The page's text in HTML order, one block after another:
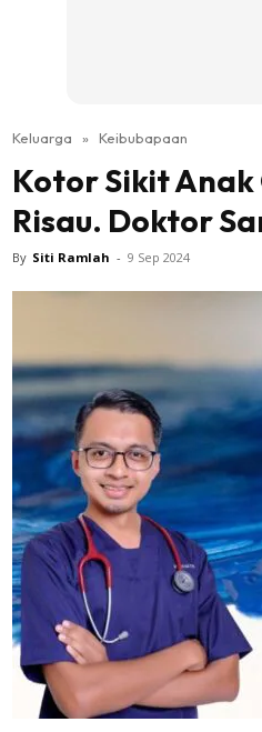
Keluarga » Keibubapaan
Kotor Sikit Anak
Risau. Doktor
By Siti Ramlah - 9 Sep 2024